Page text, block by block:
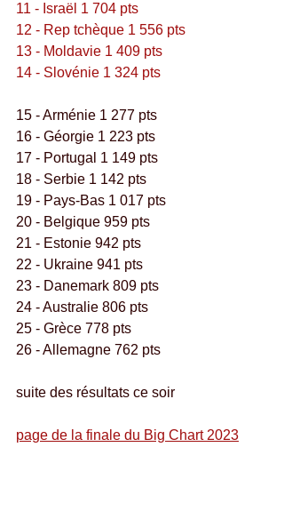
11 - Israël 1 704 pts
12 - Rep tchèque 1 556 pts
13 - Moldavie 1 409 pts
14 - Slovénie 1 324 pts
15 - Arménie 1 277 pts
16 - Géorgie 1 223 pts
17 - Portugal 1 149 pts
18 - Serbie 1 142 pts
19 - Pays-Bas 1 017 pts
20 - Belgique 959 pts
21 - Estonie 942 pts
22 - Ukraine 941 pts
23 - Danemark 809 pts
24 - Australie 806 pts
25 - Grèce 778 pts
26 - Allemagne 762 pts
suite des résultats ce soir
page de la finale du Big Chart 2023